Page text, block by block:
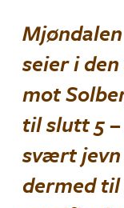
seier i
mot
til slutt 5
svært
dermed til